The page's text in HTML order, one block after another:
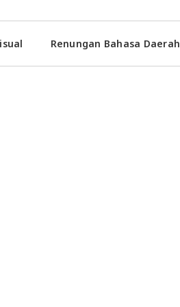
Renungan Bahasa Daerah